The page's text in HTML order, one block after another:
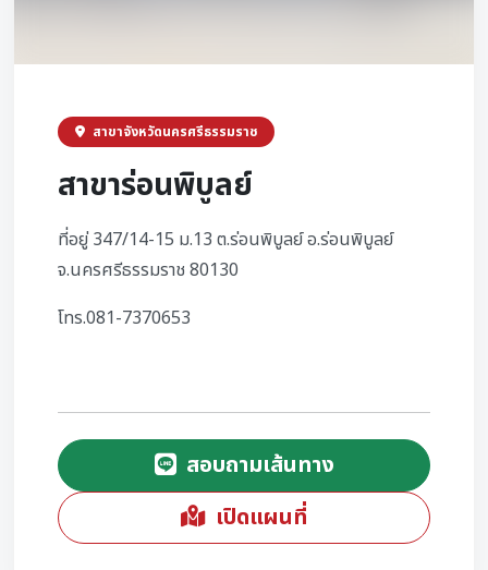
สาขาจังหวัดนครศรีธรรมราช
สาขาร่อนพิบูลย์
ที่อยู่ 347/14-15 ม.13 ต.ร่อนพิบูลย์ อ.ร่อนพิบูลย์
จ.นครศรีธรรมราช 80130
โทร.081-7370653
สอบถามเส้นทาง
เปิดแผนที่